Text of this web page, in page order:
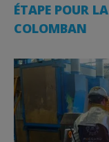
ÉTAPE POUR
COLOMBAN